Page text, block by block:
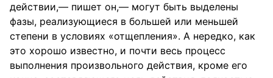
действии,— пишет он,— могут быть выделены
фазы, реализующиеся в большей или меньшей
степени в условиях «отщепления». А нередко, как
это хорошо известно, и почти весь процесс
выполнения произвольного действия, кроме его